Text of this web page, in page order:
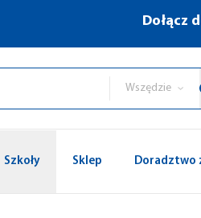
Dołącz
Wszędzie
Szkoły Sklep Doradztwo